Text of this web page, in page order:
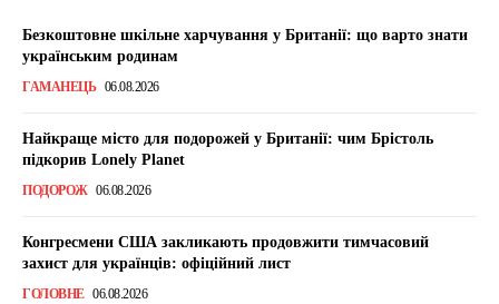
Безкоштовне шкільне харчування у Британії: що варто знати
українським родинам
ГАМАНЕЦЬ 06.08.2026
Найкраще місто для подорожей у Британії: чим Брістоль
підкорив Lonely Planet
ПОДОРОЖ 06.08.2026
Конгресмени США закликають продовжити тимчасовий
захист для українців: офіційний лист
ГОЛОВНЕ 06.08.2026